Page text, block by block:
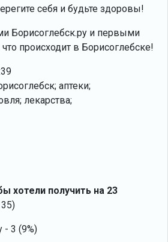
себя и будьте здоровы!
Борисоглебск.ру и первыми
происходит в Борисоглебске!
аптеки;
лекарства;
хотели получить на 23
- 3 (9%)